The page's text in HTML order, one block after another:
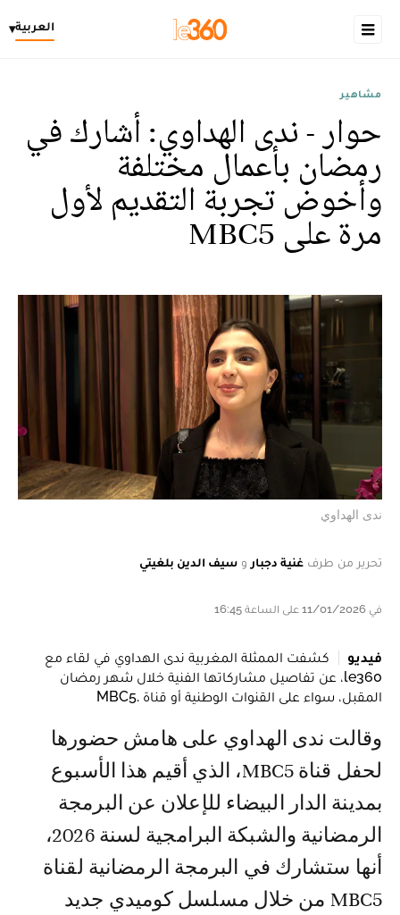
العربية▾
مشاهير
حوار - ندى الهداوي: أشارك في
رمضان بأعمال مختلفة
وأخوض تجربة التقديم لأول
مرة على MBC5
ندى الهداوي
تحرير من طرف غنية دجبار و سيف الدين بلغيتي
في 11/01/2026 على الساعة 16:45
فيديو
كشفت الممثلة المغربية ندى الهداوي في لقاء مع
le360، عن تفاصيل مشاركاتها الفنية خلال شهر رمضان
المقبل، سواء على القنوات الوطنية أو قناة .MBC5
وقالت ندى الهداوي على هامش حضورها
لحفل قناة MBC5، الذي أقيم هذا الأسبوع
بمدينة الدار البيضاء للإعلان عن البرمجة
الرمضانية والشبكة البرامجية لسنة 2026،
أنها ستشارك في البرمجة الرمضانية لقناة
MBC5 من خلال مسلسل كوميدي جديد